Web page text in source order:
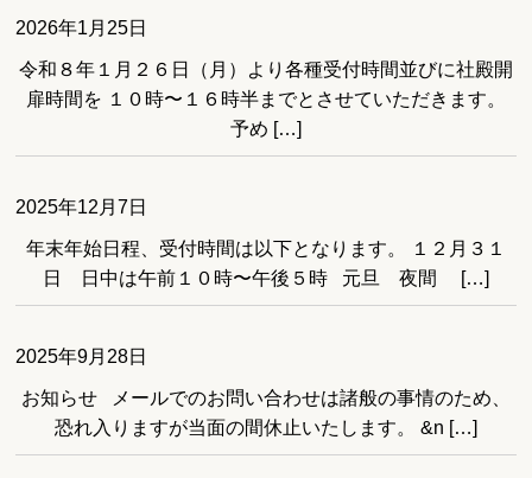
2026年1月25日
令和８年１月２６日（月）より各種受付時間並びに社殿開
扉時間を １０時〜１６時半までとさせていただきます。
予め […]
2025年12月7日
年末年始日程、受付時間は以下となります。 １２月３１
日 日中は午前１０時〜午後５時 元旦 夜間 […]
2025年9月28日
お知らせ メールでのお問い合わせは諸般の事情のため、
恐れ入りますが当面の間休止いたします。 &n […]